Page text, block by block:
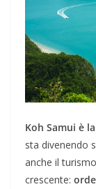
Koh Samui è
sta divenendo
anche il
crescente: